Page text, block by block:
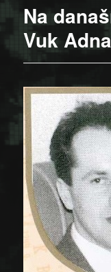
Na
Vuk